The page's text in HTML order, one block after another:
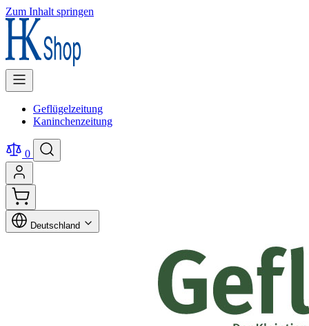
Zum Inhalt springen
Geflügelzeitung
Kaninchenzeitung
0
Deutschland